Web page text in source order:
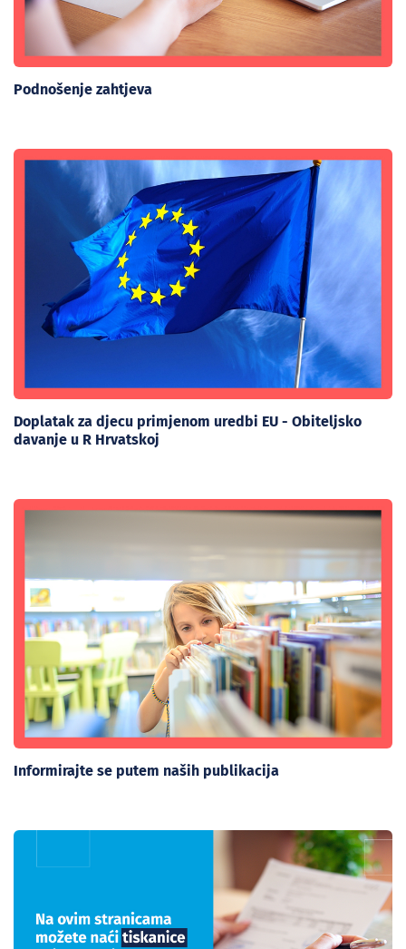
Podnošenje zahtjeva
Doplatak za djecu primjenom uredbi EU - Obiteljsko
davanje u R Hrvatskoj
Informirajte se putem naših publikacija